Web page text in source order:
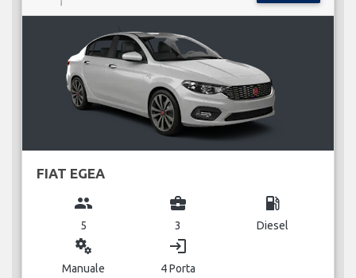
FIAT EGEA
group
5
business_center
3
local_gas_station
Diesel
miscellaneous_services
Manuale
login
4 Porta